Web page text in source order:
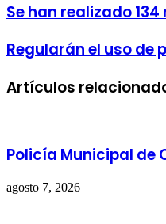
Se han realizado
Regularán el uso de
Artículos
Policía Municipal
agosto 7, 2026